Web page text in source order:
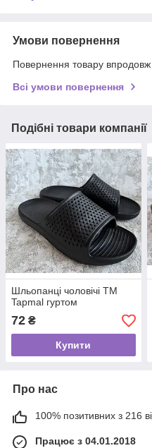
Умови повернення
Повернення товару впродовж
Всі умови повернення
Подібні товари компанії
Шльопанці чоловічі ТМ
Tapmal гуртом
72 ₴
Купити
Про нас
100% позитивних з 216
Працює з 04.01.2018